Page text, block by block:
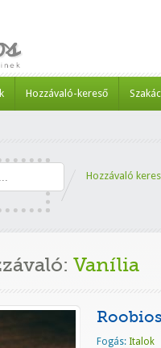
Hozzávaló-kereső
Hozzávaló
Vanília
Fogás: Italok